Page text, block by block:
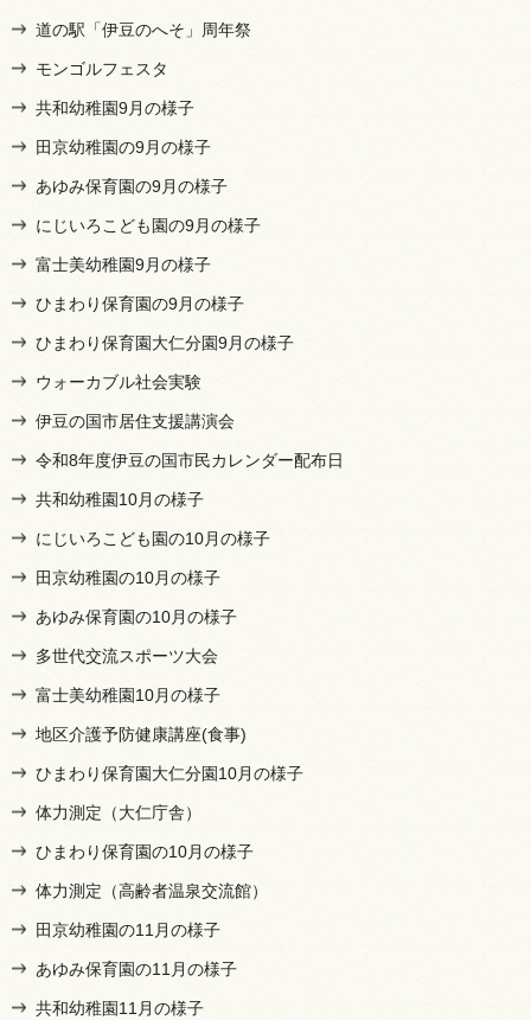
道の駅「伊豆のへそ」周年祭
モンゴルフェスタ
共和幼稚園9月の様子
田京幼稚園の9月の様子
あゆみ保育園の9月の様子
にじいろこども園の9月の様子
富士美幼稚園9月の様子
ひまわり保育園の9月の様子
ひまわり保育園大仁分園9月の様子
ウォーカブル社会実験
伊豆の国市居住支援講演会
令和8年度伊豆の国市民カレンダー配布日
共和幼稚園10月の様子
にじいろこども園の10月の様子
田京幼稚園の10月の様子
あゆみ保育園の10月の様子
多世代交流スポーツ大会
富士美幼稚園10月の様子
地区介護予防健康講座(食事)
ひまわり保育園大仁分園10月の様子
体力測定（大仁庁舎）
ひまわり保育園の10月の様子
体力測定（高齢者温泉交流館）
田京幼稚園の11月の様子
あゆみ保育園の11月の様子
共和幼稚園11月の様子